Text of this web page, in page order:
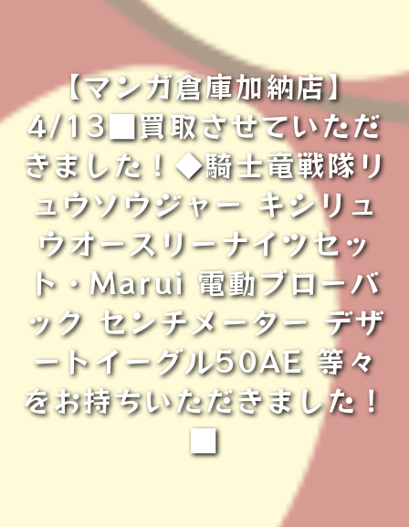
【マンガ倉庫加納店】
4/13■買取させていただ
きました！◆騎士竜戦隊リ
ュウソウジャー キシリュ
ウオースリーナイツセッ
ト・Marui 電動ブローバ
ック センチメーター デザ
ートイーグル50AE 等々
をお持ちいただきました！
■